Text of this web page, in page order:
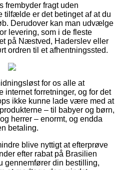
frembyder fragt uden
tilfælde er det betinget af at du
Derudover kan man udvælge
levering, som i de fleste
på Næstved, Haderslev eller
ordren til et afhentningssted.
for os alle at
internet forretninger, og for det
ikke kunne lade være med at
– til babyer og børn,
herrer – enormt, og endda
betaling.
blive nyttigt at efterprøve
efter rabat på Brasilien
gennemfører din bestilling,